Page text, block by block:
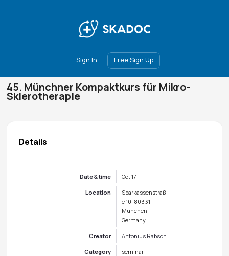
Sign In Free Sign Up
Events
Ambassadors
45. Münchner Kompaktkurs für Mikro-
Sklerotherapie
Details
Date & time Oct 17
Location
Sparkassenstraß
e 10, 80331
München,
Germany
Creator Antonius Rabsch
Category seminar